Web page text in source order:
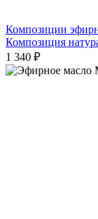
Композиции
Композиция
1 340 ₽